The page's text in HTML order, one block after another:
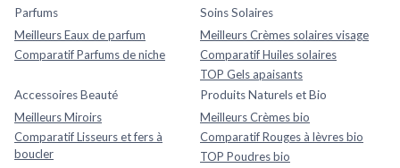
Parfums
Meilleurs Eaux de parfum
Comparatif Parfums de niche
Soins Solaires
Meilleurs Crèmes solaires visage
Comparatif Huiles solaires
TOP Gels apaisants
Accessoires Beauté
Meilleurs Miroirs
Comparatif Lisseurs et fers à
boucler
Produits Naturels et Bio
Meilleurs Crèmes bio
Comparatif Rouges à lèvres bio
TOP Poudres bio